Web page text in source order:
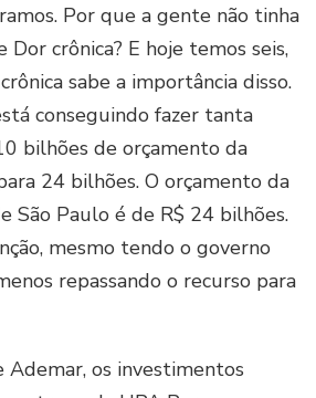
Por que a gente não tinha
crônica? E hoje temos seis,
sabe a importância disso.
conseguindo fazer tanta
bilhões de orçamento da
24 bilhões. O orçamento da
São Paulo é de R$ 24 bilhões.
mesmo tendo o governo
repassando o recurso para
Ademar, os investimentos